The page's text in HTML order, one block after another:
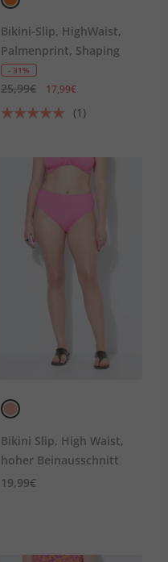
Bikini-Slip, HighWaist,
Palmenprint, Shaping
- 31%
25,99€ 17,99€
(1)
Bikini Slip, High Waist,
hoher Beinausschnitt
19,99€